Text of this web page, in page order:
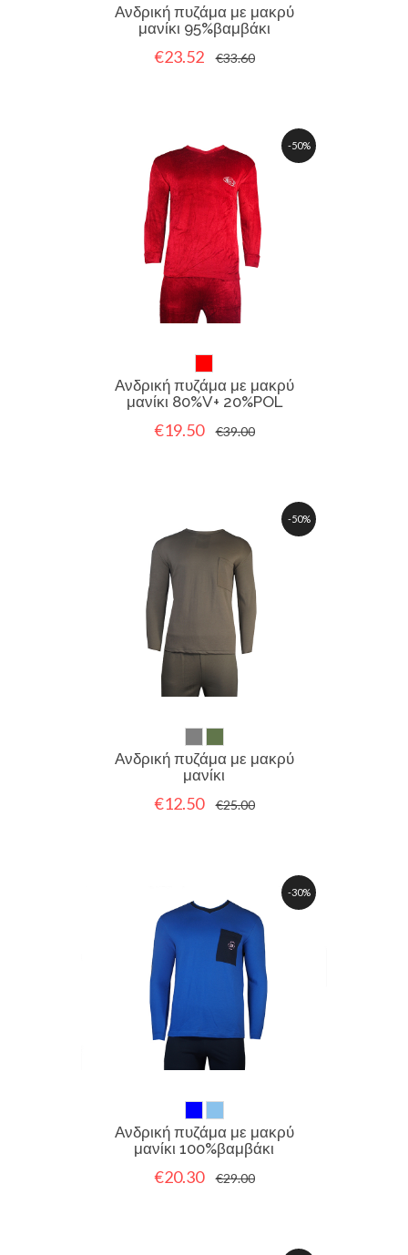
Ανδρική πυζάμα με μακρύ
μανίκι 95%βαμβάκι
€23.52 €33.60
-50%
Ανδρική πυζάμα με μακρύ
μανίκι 80%V+ 20%POL
€19.50 €39.00
-50%
Ανδρική πυζάμα με μακρύ
μανίκι
€12.50 €25.00
-30%
Ανδρική πυζάμα με μακρύ
μανίκι 100%βαμβάκι
€20.30 €29.00